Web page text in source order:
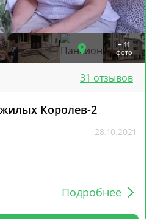
+ 11
фото
31 отзывов
Королев-2
28.10.2021
Подробнее